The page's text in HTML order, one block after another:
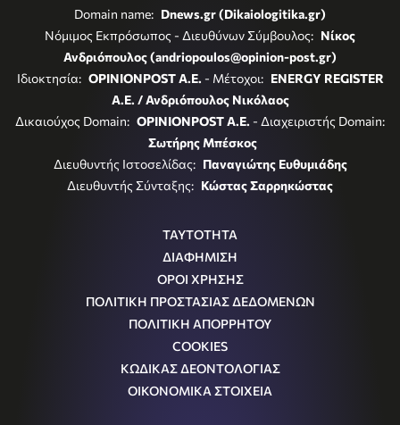
Domain name: Dnews.gr (Dikaiologitika.gr)
Νόμιμος Εκπρόσωπος - Διευθύνων Σύμβουλος: Νίκος
Ανδριόπουλος (andriopoulos@opinion-post.gr)
Ιδιοκτησία: OPINIONPOST A.E. - Μέτοχοι: ENERGY REGISTER
Α.Ε. / Ανδριόπουλος Νικόλαος
Δικαιούχος Domain: OPINIONPOST A.E. - Διαχειριστής Domain:
Σωτήρης Μπέσκος
Διευθυντής Ιστοσελίδας: Παναγιώτης Ευθυμιάδης
Διευθυντής Σύνταξης: Κώστας Σαρρηκώστας
ΤΑΥΤΟΤΗΤΑ
ΔΙΑΦΗΜΙΣΗ
ΟΡΟΙ ΧΡΗΣΗΣ
ΠΟΛΙΤΙΚΗ ΠΡΟΣΤΑΣΙΑΣ ΔΕΔΟΜΕΝΩΝ
ΠΟΛΙΤΙΚΗ ΑΠΟΡΡΗΤΟΥ
COOKIES
ΚΩΔΙΚΑΣ ΔΕΟΝΤΟΛΟΓΙΑΣ
ΟΙΚΟΝΟΜΙΚΑ ΣΤΟΙΧΕΙΑ